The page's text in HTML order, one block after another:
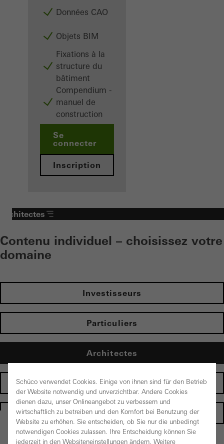
Données CAO
Objets BIM
Fixations à la
structure du
bâtiment
Compendium -
manuel de
construction
Se
connecter
Inscription
Architectes
Contenu individuel – choisissez votre
domaine
Investisseurs
Particuliers
Architectes
Fabricants
Homepage
Schüco verwendet Cookies. Einige von ihnen sind für den Betrieb
der Website notwendig und unverzichtbar. Andere Cookies
dienen dazu, unser Onlineangebot zu verbessern und
wirtschaftlich zu betreiben und den Komfort bei Benutzung der
Website zu erhöhen. Sie entscheiden, ob Sie nur die unbedingt
notwendigen Cookies zulassen. Ihre Entscheidung können Sie
jederzeit in den Websiteneinstellungen ändern. Weitere